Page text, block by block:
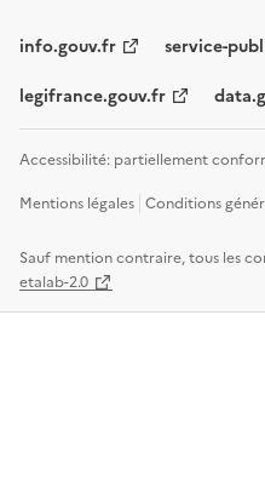
info.gouv.fr service-
legifrance.gouv.fr
Accessibilité: partiellement
Mentions légales Conditions
Sauf mention contraire, tous les
etalab-2.0